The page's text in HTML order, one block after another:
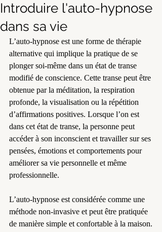
Introduire l'auto-hypnose
dans sa vie
L’auto-hypnose est une forme de thérapie
alternative qui implique la pratique de se
plonger soi-même dans un état de transe
modifié de conscience. Cette transe peut être
obtenue par la méditation, la respiration
profonde, la visualisation ou la répétition
d’affirmations positives. Lorsque l’on est
dans cet état de transe, la personne peut
accéder à son inconscient et travailler sur ses
pensées, émotions et comportements pour
améliorer sa vie personnelle et même
professionnelle.
L’auto-hypnose est considérée comme une
méthode non-invasive et peut être pratiquée
de manière simple et confortable à la maison.